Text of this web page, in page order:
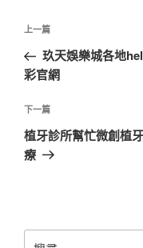
文
導
覽
上
一
篇
章
上一篇
玖天娛樂城各地
彩官網
下
一
篇
下一篇
植牙診所幫忙微創植
療